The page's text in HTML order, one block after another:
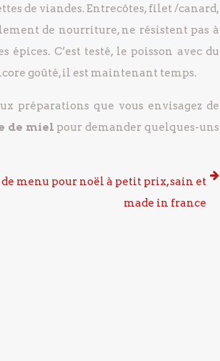
de viandes. Entrecôtes, filet /canard,
de nourriture, ne résistent pas à
C’est testé, le poisson avec du
goûté, il est maintenant temps.
préparations que vous envisagez de
de miel pour demander quelques-uns
de menu pour noël à petit prix, sain et
made in france